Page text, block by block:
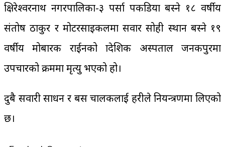
क्षिरेश्वरनाथ नगरपालिका-३ पर्सा पकडिया बस्ने १८ वर्षीय
संतोष ठाकुर र मोटरसाइकलमा सवार सोही स्थान बस्ने १९
वर्षीय मोबारक राईनको प्रादेशिक अस्पताल जनकपुरमा
उपचारको क्रममा मृत्यु भएको हो।
दुबै सवारी साधन र बस चालकलाई प्रहरीले नियन्त्रणमा लिएको
छ।